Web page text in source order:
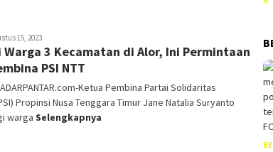
15, 2023
Warga 3 Kecamatan di Alor, Ini Permintaan
PSI NTT
Ketua Pembina Partai Solidaritas
Propinsi Nusa Tenggara Timur Jane Natalia Suryanto
warga Selengkapnya